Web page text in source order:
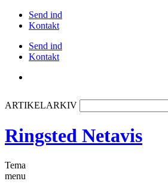
Send ind
Kontakt
Send ind
Kontakt
ARTIKELARKIV
Ringsted Netavis
Tema
menu